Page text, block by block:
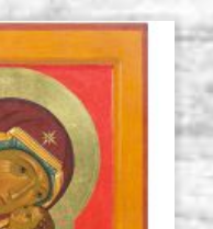
ACQUISTA
Existencias: 17 - COD.
ACQUISTA
Existencias: 25 - COD.
C0522